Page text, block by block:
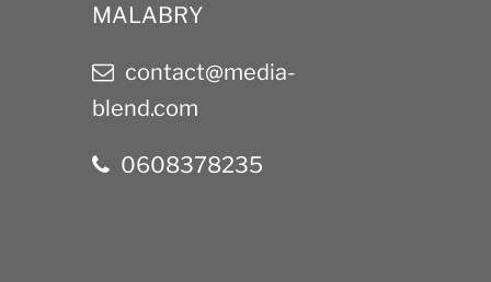
MALABRY
contact@media-
blend.com
0608378235